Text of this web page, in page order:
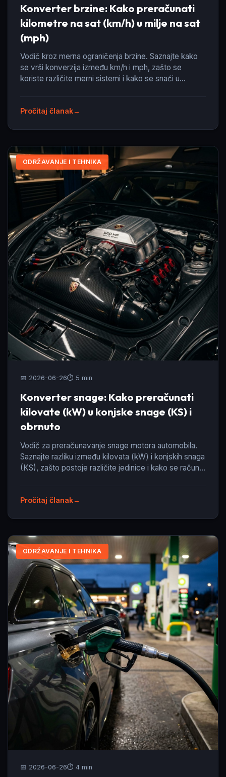
Konverter brzine: Kako preračunati
kilometre na sat (km/h) u milje na sat
(mph)
Vodič kroz merna ograničenja brzine. Saznajte kako
se vrši konverzija između km/h i mph, zašto se
koriste različite merni sistemi i kako se snaći u
Pročitaj članak
ODRŽAVANJE I TEHNIKA
📅 2026-06-26⏱️ 5 min
Konverter snage: Kako preračunati
kilovate (kW) u konjske snage (KS) i
obrnuto
Vodič za preračunavanje snage motora automobila.
Saznajte razliku između kilovata (kW) i konjskih snaga
(KS), zašto postoje različite jedinice i kako se računa
Pročitaj članak
ODRŽAVANJE I TEHNIKA
📅 2026-06-26⏱️ 4 min